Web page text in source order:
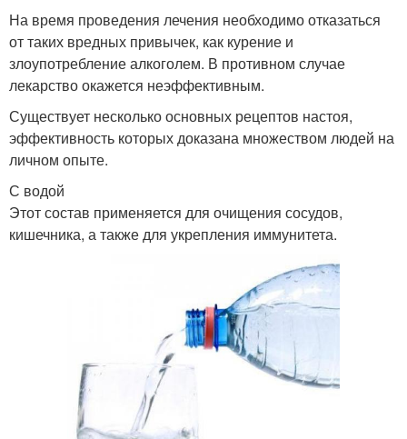
На время проведения лечения необходимо отказаться
от таких вредных привычек, как курение и
злоупотребление алкоголем. В противном случае
лекарство окажется неэффективным.
Существует несколько основных рецептов настоя,
эффективность которых доказана множеством людей на
личном опыте.
С водой
Этот состав применяется для очищения сосудов,
кишечника, а также для укрепления иммунитета.